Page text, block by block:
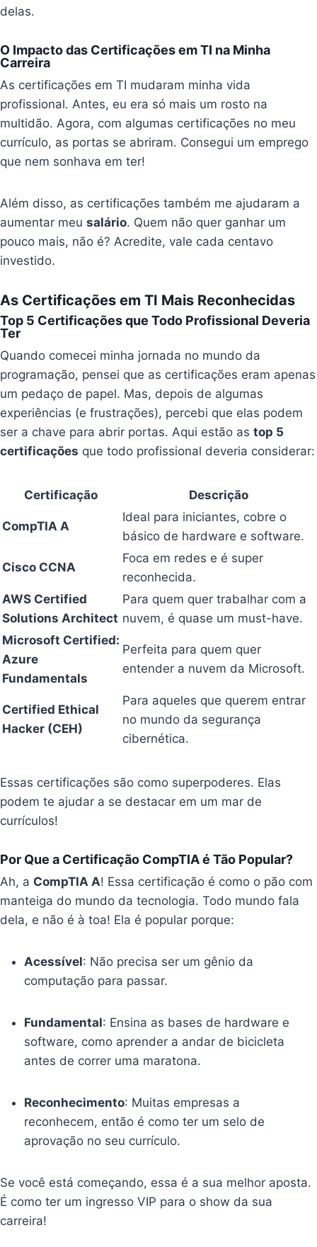
delas.
O Impacto das Certificações em TI na Minha
Carreira
As certificações em TI mudaram minha vida
profissional. Antes, eu era só mais um rosto na
multidão. Agora, com algumas certificações no meu
currículo, as portas se abriram. Consegui um emprego
que nem sonhava em ter!
Além disso, as certificações também me ajudaram a
aumentar meusalário. Quem não quer ganhar um
pouco mais, não é? Acredite, vale cada centavo
investido.
As Certificações em TI Mais Reconhecidas
Top 5 Certificações que Todo Profissional Deveria
Ter
Quando comecei minha jornada no mundo da
programação, pensei que as certificações eram apenas
um pedaço de papel. Mas, depois de algumas
experiências (e frustrações), percebi que elas podem
ser a chave para abrir portas. Aqui estão astop 5
certificações que todo profissional deveria considerar:
Certificação Descrição
CompTIA A
Ideal para iniciantes, cobre o
básico de hardware e software.
Cisco CCNA
Foca em redes e é super
reconhecida.
AWS Certified
Solutions Architect
Para quem quer trabalhar com a
nuvem, é quase um must-have.
Microsoft Certified:
Azure
Fundamentals
Perfeita para quem quer
entender a nuvem da Microsoft.
Certified Ethical
Hacker (CEH)
Para aqueles que querem entrar
no mundo da segurança
cibernética.
Essas certificações são como superpoderes. Elas
podem te ajudar a se destacar em um mar de
currículos!
Por Que a Certificação CompTIA é Tão Popular?
Ah, a CompTIA A! Essa certificação é como o pão com
manteiga do mundo da tecnologia. Todo mundo fala
dela, e não é à toa! Ela é popular porque:
Acessível: Não precisa ser um gênio da
computação para passar.
Fundamental: Ensina as bases de hardware e
software, como aprender a andar de bicicleta
antes de correr uma maratona.
Reconhecimento: Muitas empresas a
reconhecem, então é como ter um selo de
aprovação no seu currículo.
Se você está começando, essa é a sua melhor aposta.
É como ter um ingresso VIP para o show da sua
carreira!